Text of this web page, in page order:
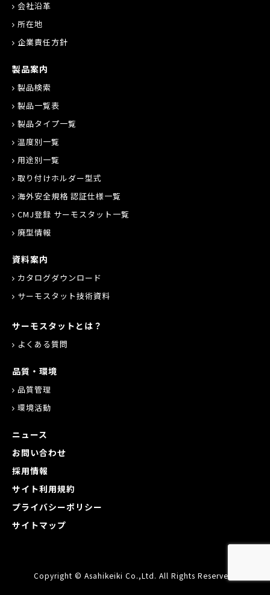
会社沿革
所在地
企業責任方針
製品案内
製品検索
製品一覧表
製品タイプ一覧
温度別一覧
用途別一覧
取り付けホルダー型式
海外安全規格 認証仕様一覧
CMJ登録 サーモスタット一覧
廃型情報
資料案内
カタログダウンロード
サーモスタット技術資料
サーモスタットとは？
よくある質問
品質・環境
品質管理
環境活動
ニュース
お問い合わせ
採用情報
サイト利用規約
プライバシーポリシー
サイトマップ
Copyright © Asahikeiki Co.,Ltd. All Rights Reserved.